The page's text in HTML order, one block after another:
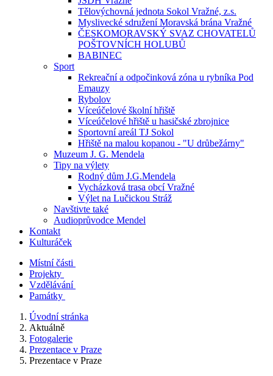
Tělovýchovná jednota Sokol Vražné, z.s.
Myslivecké sdružení Moravská brána Vražné
ČESKOMORAVSKÝ SVAZ CHOVATELŮ
POŠTOVNÍCH HOLUBŮ
BABINEC
Sport
Rekreační a odpočinková zóna u rybníka Pod
Emauzy
Rybolov
Víceúčelové školní hřiště
Víceúčelové hřiště u hasičské zbrojnice
Sportovní areál TJ Sokol
Hřiště na malou kopanou - "U drůbežárny"
Muzeum J. G. Mendela
Tipy na výlety
Rodný dům J.G.Mendela
Vycházková trasa obcí Vražné
Výlet na Lučickou Stráž
Navštivte také
Audioprůvodce Mendel
Kontakt
Kulturáček
Místní části
Projekty
Vzdělávání
Památky
Úvodní stránka
Aktuálně
Fotogalerie
Prezentace v Praze
Prezentace v Praze